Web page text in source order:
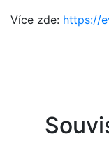
Více zde: https://